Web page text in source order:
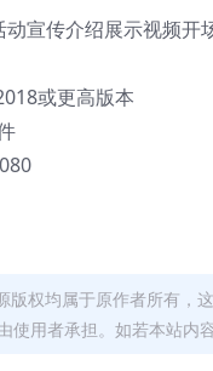
动宣传介绍展示视频开
或更高版本
权均属于原作者所有，
使用者承担。如若本站内